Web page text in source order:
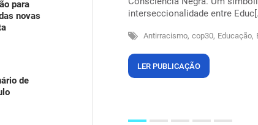
para
novas
de
um problema dos outros,
própria pele, suando sob
interseccionalidade entre
Antirracismo, cop30, Educação,
LER PUBLICAÇÃO